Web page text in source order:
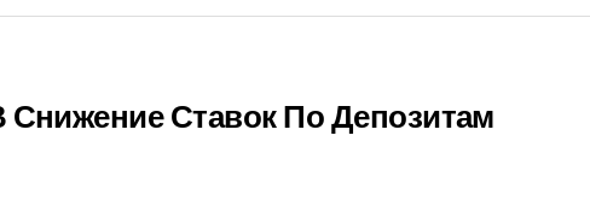
Ставок По Депозитам